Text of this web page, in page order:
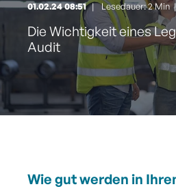
01.02.24 08:51 Lesedauer: 2 Min
Die Wichtigkeit eines
Audit
Wie gut werden in